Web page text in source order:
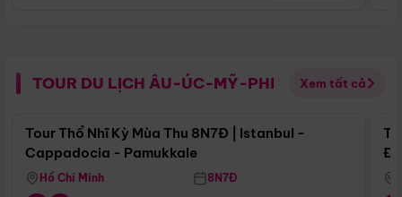
TOUR DU LỊCH ÂU-ÚC-MỸ-PHI Xem tất cả
Điểm nổi bật
Tour Thổ Nhĩ Kỳ Mùa Thu 8N7Đ | Istanbul -
Cappadocia - Pamukkale
Hồ Chí Minh 8N7Đ